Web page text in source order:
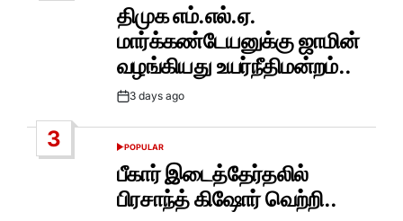
திமுக எம்.எல்.ஏ.
மார்க்கண்டேயனுக்கு ஜாமின்
வழங்கியது உயர்நீதிமன்றம்..
Post3 days ago
3
POSTED
IN
POPULAR
பீகார் இடைத்தேர்தலில்
பிரசாந்த் கிஷோர் வெற்றி..